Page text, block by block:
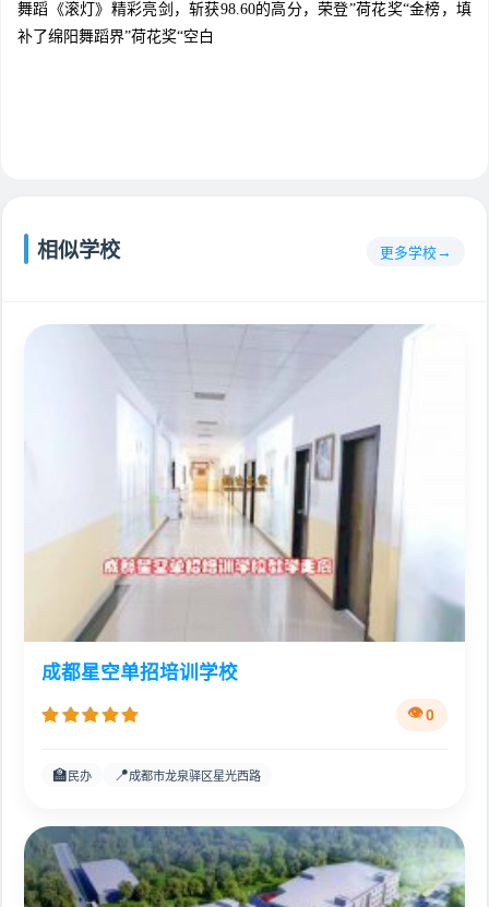
舞蹈《滚灯》精彩亮剑，斩获98.60的高分，荣登”荷花奖“金榜，填
补了绵阳舞蹈界”荷花奖“空白
相似学校 更多学校
成都星空单招培训学校
0
🏫 民办 📍成都市龙泉驿区星光西路